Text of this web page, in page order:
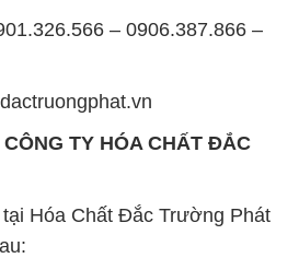
– 0906.387.866 –
TY HÓA CHẤT ĐẮC
tại Hóa Chất Đắc Trường Phát